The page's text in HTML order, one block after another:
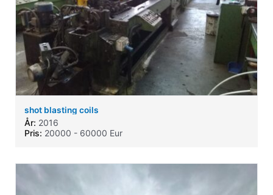
shot blasting coils
År: 2016
Pris: 20000 - 60000 Eur